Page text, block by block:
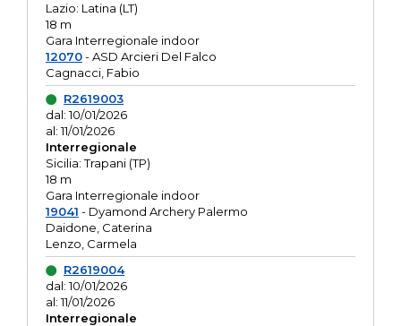
Lazio: Latina (LT)
18 m
Gara Interregionale indoor
12070- ASD Arcieri Del Falco
Cagnacci, Fabio
R2619003
dal: 10/01/2026
al: 11/01/2026
Interregionale
Sicilia: Trapani (TP)
18 m
Gara Interregionale indoor
19041 - Dyamond Archery Palermo
Daidone, Caterina
Lenzo, Carmela
R2619004
dal: 10/01/2026
al: 11/01/2026
Interregionale